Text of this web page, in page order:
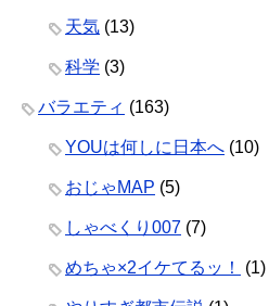
天気 (13)
科学 (3)
バラエティ (163)
YOUは何しに日本へ (10)
おじゃMAP (5)
しゃべくり007 (7)
めちゃ×2イケてるッ！ (1)